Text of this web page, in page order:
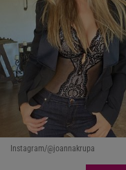
Instagram/@joannakrupa